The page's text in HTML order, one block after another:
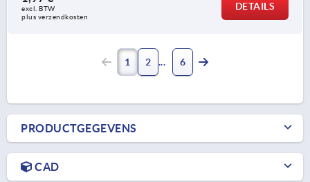
excl. BTW
plus verzendkosten
DETAILS
1 2 6
PRODUCTGEGEVENS
CAD